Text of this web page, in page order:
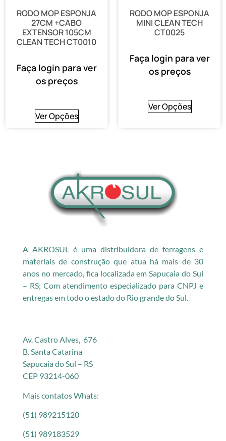
RODO MOP ESPONJA
27CM +CABO
EXTENSOR 105CM
CLEAN TECH CT0010
Faça login para ver
os preços
Ver Opções
RODO MOP ESPONJA
MINI CLEAN TECH
CT0025
Faça login para ver
os preços
Ver Opções
A AKROSUL é uma distribuidora de ferragens e
materiais de construção que atua há mais de 30
anos no mercado, fica localizada em Sapucaia do Sul
– RS; Com atendimento especializado para CNPJ e
entregas em todo o estado do Rio grande do Sul.
Av. Castro Alves, 676
B. Santa Catarina
Sapucaia do Sul – RS
CEP 93214-060
Mais contatos Whats:
(51) 989215120
(51) 989183529